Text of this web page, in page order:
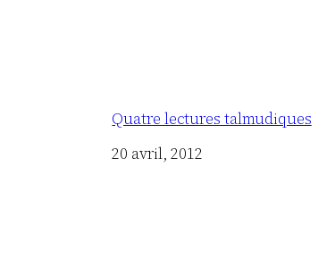
Quatre lectures talmudiques
Date
20 avril, 2012